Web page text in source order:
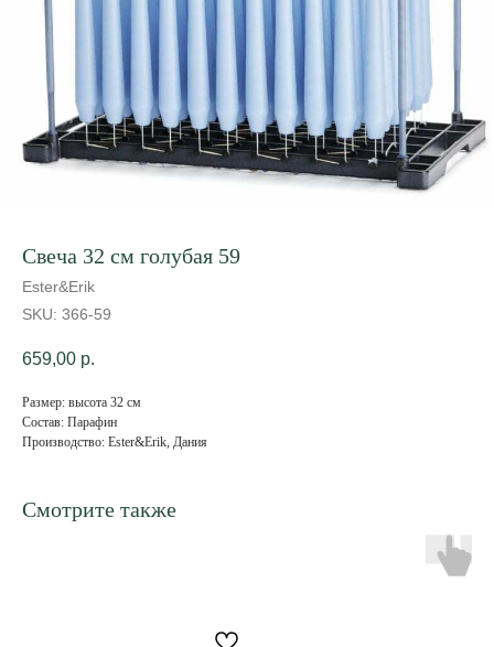
Свеча 32 см голубая 59
Ester&Erik
SKU: 366-59
659,00 р.
Размер: высота 32 см
Состав: Парафин
Производство: Ester&Erik, Дания
Смотрите также